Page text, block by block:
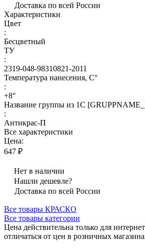
Доставка по всей России
Характеристики
Цвет
:
Бесцветный
ТУ
:
2319-048-98310821-2011
Температура нанесения, С°
:
+8°
Название группы из 1С
:
Антикрас-П
Все характеристики
Цена:
647 ₽
Нет в наличии
Нашли дешевле?
Доставка по всей России
Все товары КРАСКО
Все товары категории
Цена действительна только для
отличаться от цен в розничных